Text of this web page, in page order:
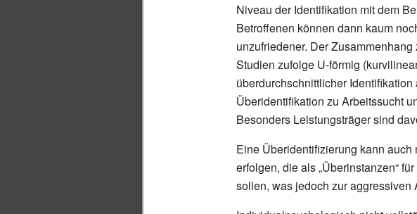
Niveau der Identifikation mit dem
Betroffenen können dann kaum
unzufriedener. Der
Studien zufolge U-förmig
überdurchschnittlicher
Überidentifikation zu Arbeitssucht
Besonders Leistungsträger sind
Eine Überidentifizierung kann auch
erfolgen, die als „Überinstanzen“
sollen, was jedoch zur aggressiven